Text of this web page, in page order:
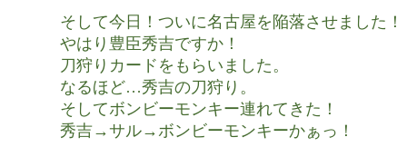
そして今日！ついに名古屋を陥落させました！
やはり豊臣秀吉ですか！
刀狩りカードをもらいました。
なるほど…秀吉の刀狩り。
そしてボンビーモンキー連れてきた！
秀吉→サル→ボンビーモンキーかぁっ！